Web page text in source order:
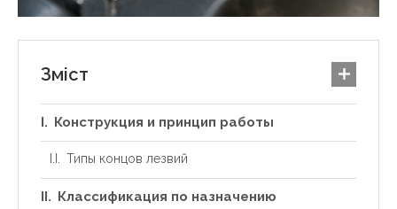
Зміст
Конструкция и принцип работы
Типы концов лезвий
Классификация по назначению